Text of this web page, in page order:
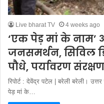
Live bharat TV 4 weeks ago
‘एक पेड़ मां के नाम’
जनसमर्थन, सिविल
पौधे, पर्यावरण
रिपोर्ट : देवेंद्र पटेल | बरेली बरेली।
पेड़ मां के…